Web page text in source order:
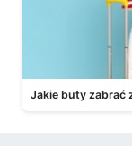
Jakie buty zabrać